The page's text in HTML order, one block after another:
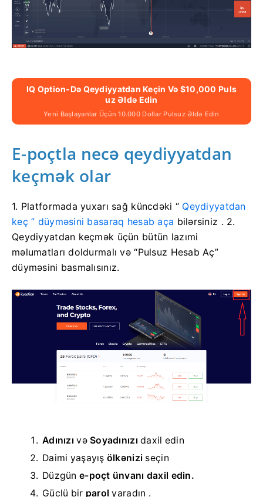
IQ Option-Də Qeydiyyatdan Keçin Və $10,000 Puls
Uz Əldə Edin
Yeni Başlayanlar Üçün 10.000 Dollar Pulsuz Əldə Edin
E-poçtla necə qeydiyyatdan
keçmək olar
1. Platformadayuxarı sağ küncdəki “ Qeydiyyatdan
keç ” düyməsini basaraq hesabaça bilərsiniz . 2.
Qeydiyyatdan keçmək üçün bütün lazımi
məlumatları doldurmalı və “Pulsuz Hesab Aç”
düyməsini basmalısınız.
Adınızı və Soyadınızı daxil edin
Daimi yaşayış ölkənizi seçin
Düzgün e-poçt ünvanı daxil edin.
Güclü bir parol yaradın .